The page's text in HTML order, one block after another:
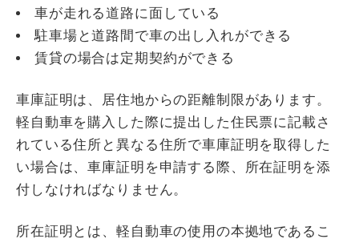
車が走れる道路に面している
駐車場と道路間で車の出し入れができる
賃貸の場合は定期契約ができる
車庫証明は、居住地からの距離制限があります。
軽自動車を購入した際に提出した住民票に記載さ
れている住所と異なる住所で車庫証明を取得した
い場合は、車庫証明を申請する際、所在証明を添
付しなければなりません。
所在証明とは、軽自動車の使用の本拠地であるこ